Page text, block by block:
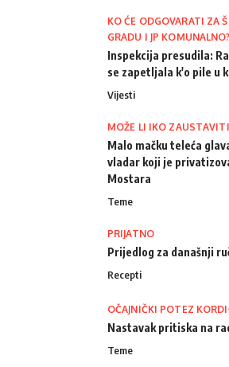
KO ĆE ODGOVARATI ZA
GRADU I JP KOMUNALNO?
Inspekcija presudila:
se zapetljala k'o pile u
Vijesti
MOŽE LI IKO
Malo mačku teleća
vladar koji je
Mostara
Teme
PRIJATNO
Prijedlog za današnji
Recepti
OČAJNIČKI POTEZ
Nastavak pritiska na
Teme